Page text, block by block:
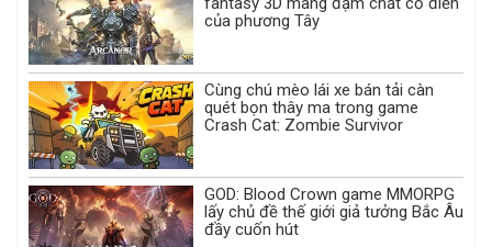
của phương Tây
Cùng chú mèo lái xe bán tải càn
quét bọn thây ma trong game
Crash Cat: Zombie Survivor
GOD: Blood Crown game MMORPG
lấy chủ đề thế giới giả tưởng Bắc Âu
đầy cuốn hút